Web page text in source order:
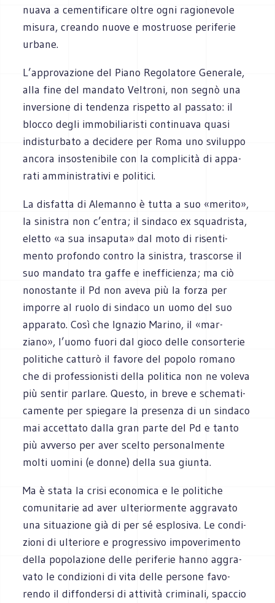
nuava a cemen­ti­fi­care oltre ogni ragio­ne­vole
misura, creando nuove e mostruose peri­fe­rie
urbane.
L’approvazione del Piano Rego­la­tore Gene­rale,
alla fine del man­dato Vel­troni, non segnò una
inver­sione di ten­denza rispetto al pas­sato: il
blocco degli immo­bi­lia­ri­sti con­ti­nuava quasi
indi­stur­bato a deci­dere per Roma uno svi­luppo
ancora inso­ste­ni­bile con la com­pli­cità di appa­
rati ammi­ni­stra­tivi e politici.
La disfatta di Ale­manno è tutta a suo «merito»,
la sini­stra non c’entra; il sin­daco ex squa­dri­sta,
eletto «a sua insa­puta» dal moto di risen­ti­
mento pro­fondo con­tro la sini­stra, tra­scorse il
suo man­dato tra gaffe e inef­fi­cienza; ma ciò
nono­stante il Pd non aveva più la forza per
imporre al ruolo di sin­daco un uomo del suo
appa­rato. Così che Igna­zio Marino, il «mar­
ziano», l’uomo fuori dal gioco delle con­sor­te­rie
poli­ti­che cat­turò il favore del popolo romano
che di pro­fes­sio­ni­sti della poli­tica non ne voleva
più sen­tir par­lare. Que­sto, in breve e sche­ma­ti­
ca­mente per spie­gare la pre­senza di un sin­daco
mai accet­tato dalla gran parte del Pd e tanto
più avverso per aver scelto per­so­nal­mente
molti uomini (e donne) della sua giunta.
Ma è stata la crisi eco­no­mica e le poli­ti­che
comu­ni­ta­rie ad aver ulte­rior­mente aggra­vato
una situa­zione già di per sé esplo­siva. Le con­di­
zioni di ulte­riore e pro­gres­sivo impo­ve­ri­mento
della popo­la­zione delle peri­fe­rie hanno aggra­
vato le con­di­zioni di vita delle per­sone favo­
rendo il dif­fon­dersi di atti­vità cri­mi­nali, spac­cio